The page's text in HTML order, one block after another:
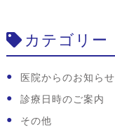
カテゴリー
医院からのお知らせ
診療日時のご案内
その他